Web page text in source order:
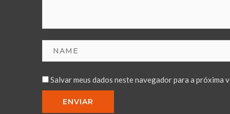
Salvar meus dados neste navegador para a próxima